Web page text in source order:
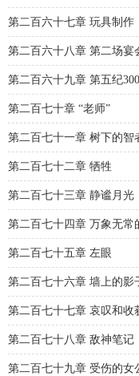
第二百六十七章 玩具制作
第二百六十八章 第二场宴
第二百六十九章 第五纪
第二百七十章 “老师”
第二百七十一章 树下的智
第二百七十二章 牺牲
第二百七十三章 静谧月光
第二百七十四章 万象无常
第二百七十五章 左眼
第二百七十六章 墙上的影
第二百七十七章 哀叹和收
第二百七十八章 敌神笔记
第二百七十九章 受伤的女